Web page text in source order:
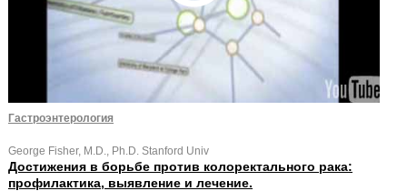
Гастроэнтерология
George Fisher, M.D., Ph.D. Stanford Univ
Достижения в борьбе против колоректального рака:
профилактика, выявление и лечение.